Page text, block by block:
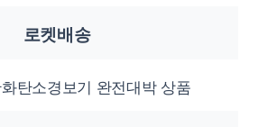
로켓배송